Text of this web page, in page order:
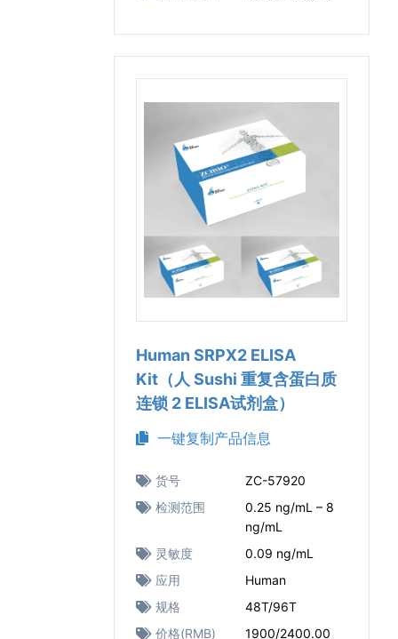
Human SRPX2 ELISA
Kit（人 Sushi 重复含蛋白质
连锁 2 ELISA试剂盒）
一键复制产品信息
货号
ZC-57920
检测范围
0.25 ng/mL – 8
ng/mL
灵敏度
0.09 ng/mL
应用
Human
规格
48T/96T
价格(RMB)
1900/2400.00